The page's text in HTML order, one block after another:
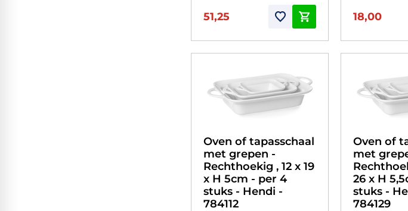
51,25 18,00
Oven of tapasschaal
met grepen -
Rechthoekig , 12 x 19
x H 5cm - per 4
stuks - Hendi -
784112
Oven of
met
26 x H
stuks -
784129